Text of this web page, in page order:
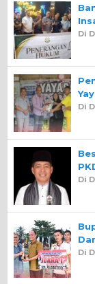
Di
Di
Di
Di